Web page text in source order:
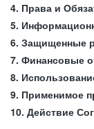
4. Права и
5.
6. Защищенные
7. Финансовые
8.
9. Применимое
10. Действие